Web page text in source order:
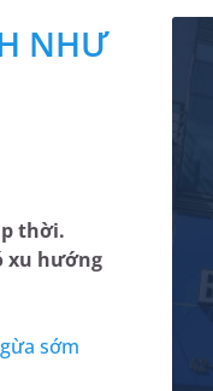
NHƯ
thời.
xu hướng
sớm